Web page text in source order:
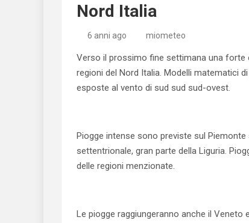
Nord Italia
6 anni ago miometeo
Verso il prossimo fine settimana una forte
regioni del Nord Italia. Modelli matematici
esposte al vento di sud sud sud-ovest.
Piogge intense sono previste sul
settentrionale, gran parte della Liguria.
delle regioni menzionate.
Le piogge raggiungeranno anche il Veneto